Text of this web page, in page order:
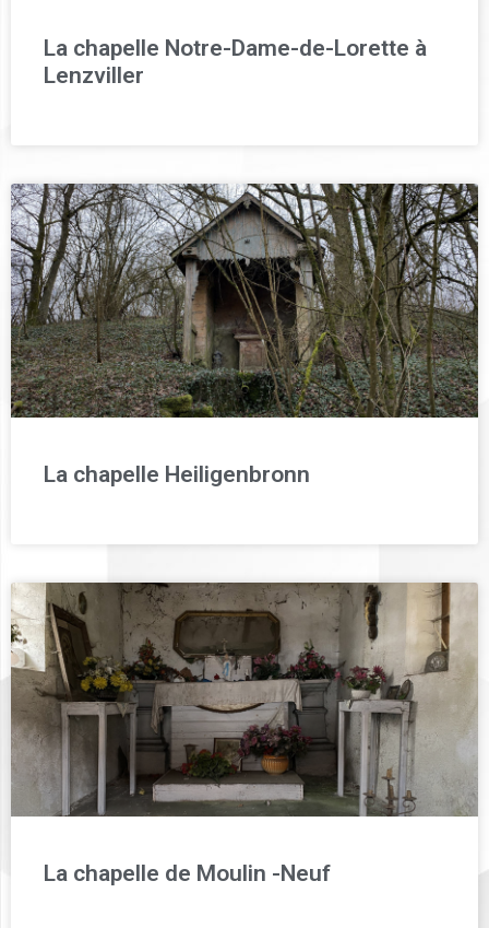
La chapelle Notre-Dame-de-Lorette à
Lenzviller
La chapelle Heiligenbronn
La chapelle de Moulin -Neuf